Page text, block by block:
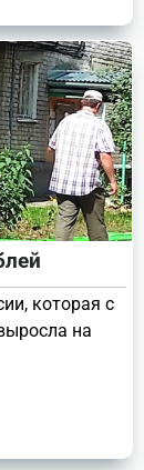
которая с
на